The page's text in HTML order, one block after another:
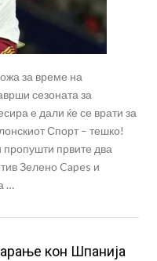
за време на
сезоната за
е дали ќе се врати за
Спорт – тешко!
пропушти првите два
Зелено Capes и
…
кон Шпанија